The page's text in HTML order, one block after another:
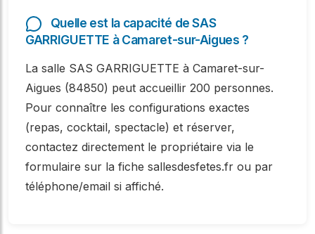
Quelle est la capacité de SAS
GARRIGUETTE à Camaret-sur-Aigues ?
La salle SAS GARRIGUETTE à Camaret-sur-
Aigues (84850) peut accueillir 200 personnes.
Pour connaître les configurations exactes
(repas, cocktail, spectacle) et réserver,
contactez directement le propriétaire via le
formulaire sur la fiche sallesdesfetes.fr ou par
téléphone/email si affiché.